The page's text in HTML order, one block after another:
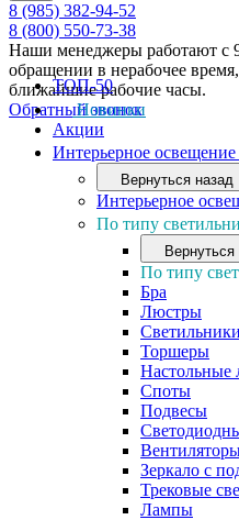
8 (985) 382-94-52
8 (800) 550-73-38
Наши менеджеры работают с
обращении в нерабочее
ближайшие рабочие часы.
Обратный звонок
ТОП-50
Новинки
Акции
Интерьерное освещение
Вернуться назад
Интерьерное
По типу
Вернуться
По типу
Бра
Люстры
Светильники
Торшеры
Настольные
Споты
Подвесы
Зеркало с
Трековые
Лампы